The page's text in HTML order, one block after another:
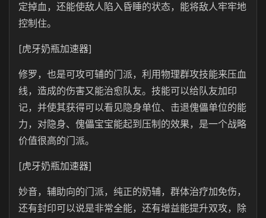
定掉血，还能使敌人陷入昏睡的状态，能将敌人牢牢地
控制住。
[虎牙奶瓶加速器]
修罗，也是可攻可辅的门派，利用物理群攻技能来压血
线，造成的伤害又能治愈队友。技能可以给队友加印
记，并使其获得可以看见隐身单位、击退傀儡单位的能
力，对隐身、傀儡宝宝能起到压制的效果，是一个战略
价值很高的门派。
[虎牙奶瓶加速器]
妙音，辅助向的门派，纯正的奶辅，群体治疗加免伤，
还有封印可以说是非常全能，还有增益能提升双攻，除